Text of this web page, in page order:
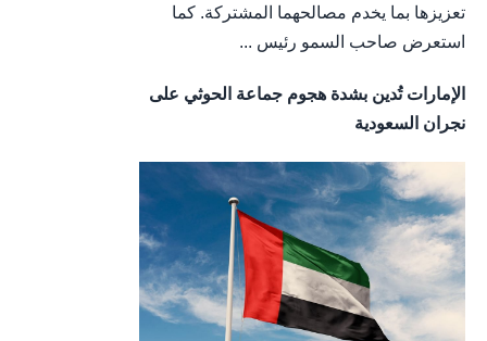
تعزيزها بما يخدم مصالحهما المشتركة. كما
استعرض صاحب السمو رئيس ...
الإمارات تُدين بشدة هجوم جماعة الحوثي على
نجران السعودية